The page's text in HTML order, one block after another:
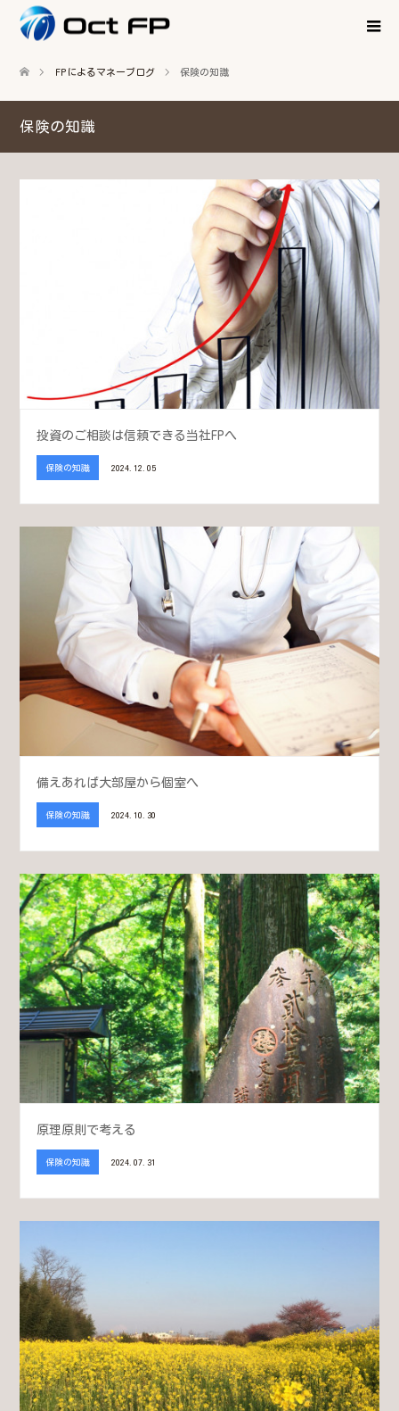
FPによるマネーブログ 保険の知識
保険の知識
投資のご相談は信頼できる当社FPへ
保険の知識 2024.12.05
備えあれば大部屋から個室へ
保険の知識 2024.10.30
原理原則で考える
保険の知識 2024.07.31